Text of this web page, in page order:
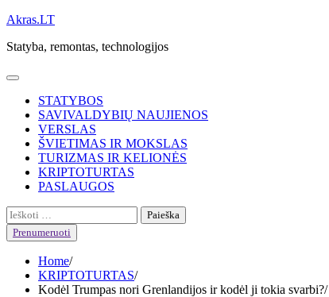
Skip
content
Akras.LT
Statyba, remontas, technologijos
STATYBOS
SAVIVALDYBIŲ NAUJIENOS
VERSLAS
ŠVIETIMAS IR MOKSLAS
TURIZMAS IR KELIONĖS
KRIPTOTURTAS
PASLAUGOS
Ieškoti:
Prenumeruoti
Home
KRIPTOTURTAS
Kodėl Trumpas nori Grenlandijos ir kodėl ji tokia svarbi?